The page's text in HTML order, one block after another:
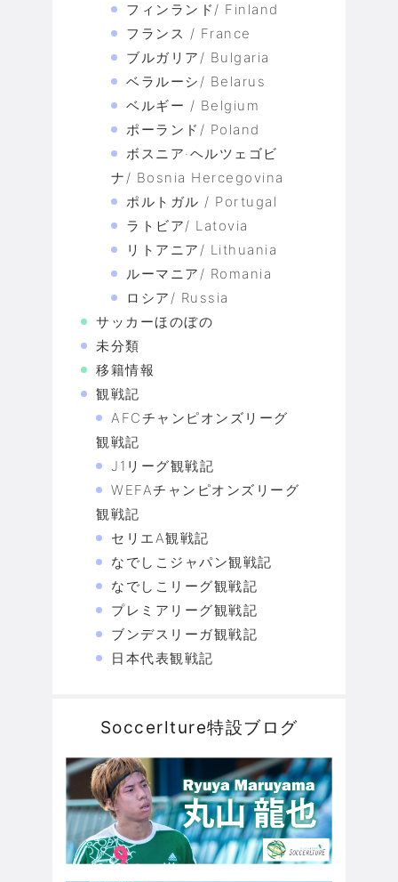
フィンランド/ Finland
フランス / France
ブルガリア/ Bulgaria
ベラルーシ/ Belarus
ベルギー / Belgium
ポーランド/ Poland
ボスニア·ヘルツェゴビ
ナ/ Bosnia Hercegovina
ポルトガル / Portugal
ラトビア/ Latovia
リトアニア/ Lithuania
ルーマニア/ Romania
ロシア/ Russia
サッカーほのぼの
未分類
移籍情報
観戦記
AFCチャンピオンズリーグ
観戦記
J1リーグ観戦記
WEFAチャンピオンズリーグ
観戦記
セリエA観戦記
なでしこジャパン観戦記
なでしこリーグ観戦記
プレミアリーグ観戦記
ブンデスリーガ観戦記
日本代表観戦記
Soccerlture特設ブログ